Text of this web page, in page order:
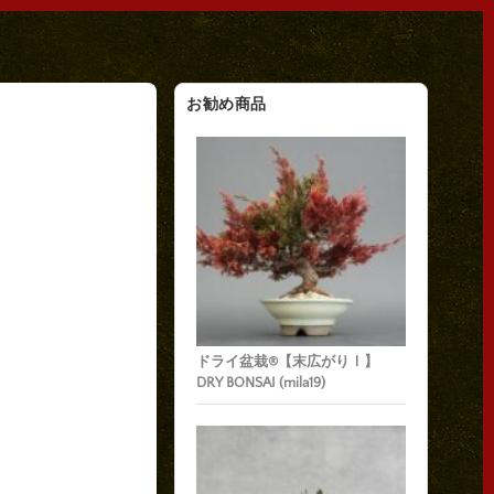
お勧め商品
ドライ盆栽®【末広がりⅠ】
DRY BONSAI (mila19)